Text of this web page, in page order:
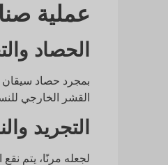
عملية
الحصاد
بمجرد حصاد سيقان
القشر الخارجي
التجريد
لجعله مرنًا، يتم